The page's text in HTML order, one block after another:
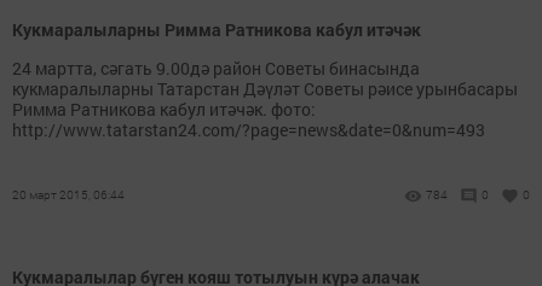
Кукмаралыларны Римма Ратникова кабул итәчәк
24 мартта, сәгать 9.00дә район Советы бинасында
кукмаралыларны Татарстан Дәүләт Советы рәисе урынбасары
Римма Ратникова кабул итәчәк. фото:
http://www.tatarstan24.com/?page=news&date=0&num=493
20 март 2015, 06:44 784 0 0
Кукмаралылар бүген кояш тотылуын күрә алачак